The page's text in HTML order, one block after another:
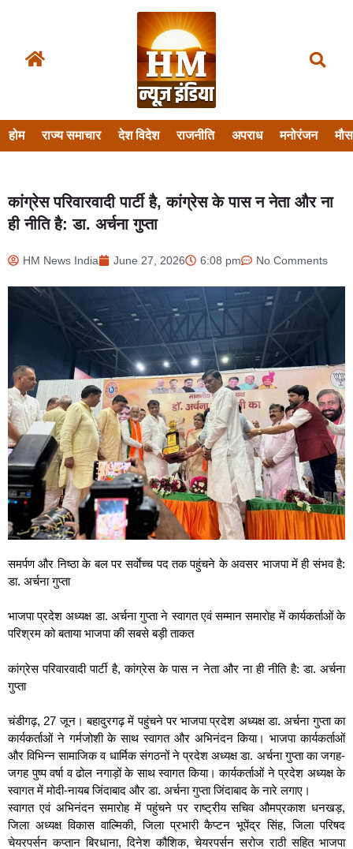
होम राज्य समाचार देश विदेश राजनीति अपराध मनोरंजन
कांग्रेस परिवारवादी पार्टी है, कांग्रेस के पास न नेता और ना
ही नीति है: डा. अर्चना गुप्ता
HM News India June 27, 2026 6:08 pm No Comments
समर्पण और निष्ठा के बल पर सर्वाेच्च पद तक पहुंचने के अवसर भाजपा में ही संभव है:
डा. अर्चना गुप्ता
भाजपा प्रदेश अध्यक्ष डा. अर्चना गुप्ता ने स्वागत एवं सम्मान समारोह में कार्यकर्ताओं के
परिश्रम को बताया भाजपा की सबसे बड़ी ताकत
कांग्रेस परिवारवादी पार्टी है, कांग्रेस के पास न नेता और ना ही नीति है: डा. अर्चना
गुप्ता
चंडीगढ़, 27 जून। बहादुरगढ़ में पहुंचने पर भाजपा प्रदेश अध्यक्ष डा. अर्चना गुप्ता का
कार्यकर्ताओं ने गर्मजोशी के साथ स्वागत और अभिनंदन किया। भाजपा कार्यकर्ताओं
और विभिन्न सामाजिक व धार्मिक संगठनों ने प्रदेश अध्यक्ष डा. अर्चना गुप्ता का जगह-
जगह पुष्प वर्षा व ढोल नगाड़ों के साथ स्वागत किया। कार्यकर्ताओं ने प्रदेश अध्यक्ष के
स्वागत में मोदी-नायब जिंदाबाद और डा. अर्चना गुप्ता जिंदाबाद के नारे लगाए।
स्वागत एवं अभिनंदन समारोह में पहुंचने पर राष्ट्रीय सचिव औमप्रकाश धनखड़,
जिला अध्यक्ष विकास वाल्मिकी, जिला प्रभारी कैप्टन भूपेंद्र सिंह, जिला परिषद
चेयरपर्सन कप्तान बिरधाना, दिनेश कौशिक, चेयरपर्सन सरोज राठी सहित भाजपा